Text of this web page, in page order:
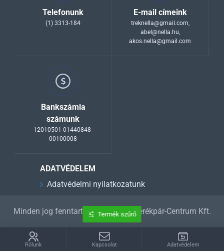
Rólunk Kapcsolat Adatvédelem
Telefonunk
(1) 3313-184
E-mail címeink
treknella@gmail.com,
abel@nella.hu,
akos.nella@gmail.com
Bankszámla
számunk
12010501-01440848-
00100008
ADATVÉDELEM
Adatvédelmi nyilatkozatunk
Minden jog fenntartva 1992-2025 Kerékpár-Centrum Kft.
Termék szűrő